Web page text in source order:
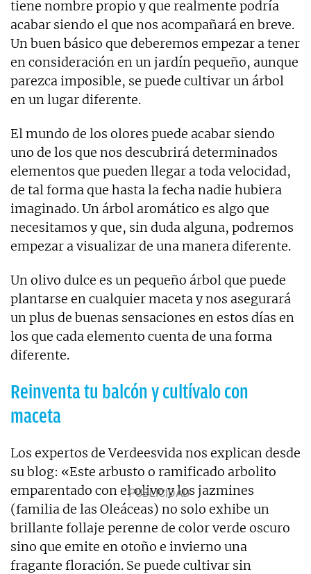
tiene nombre propio y que realmente podría
acabar siendo el que nos acompañará en breve.
Un buen básico que deberemos empezar a tener
en consideración en un jardín pequeño, aunque
parezca imposible, se puede cultivar un árbol
en un lugar diferente.
El mundo de los olores puede acabar siendo
uno de los que nos descubrirá determinados
elementos que pueden llegar a toda velocidad,
de tal forma que hasta la fecha nadie hubiera
imaginado. Un árbol aromático es algo que
necesitamos y que, sin duda alguna, podremos
empezar a visualizar de una manera diferente.
Un olivo dulce es un pequeño árbol que puede
plantarse en cualquier maceta y nos asegurará
un plus de buenas sensaciones en estos días en
los que cada elemento cuenta de una forma
diferente.
Reinventa tu balcón y cultívalo con
maceta
Los expertos de Verdeesvida nos explican desde
su blog: «Este arbusto o ramificado arbolito
emparentado con el olivo y los jazmines
(familia de las Oleáceas) no solo exhibe un
brillante follaje perenne de color verde oscuro
sino que emite en otoño e invierno una
fragante floración. Se puede cultivar sin